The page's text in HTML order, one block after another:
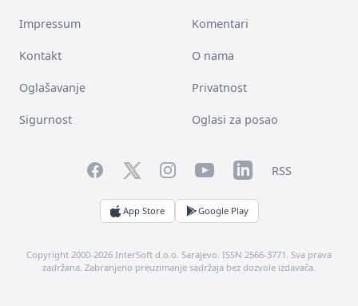
Impressum Komentari
Kontakt O nama
Oglašavanje Privatnost
Sigurnost Oglasi za posao
FacebookTwitterInstagramYouTubeLinkedInRSS
App Store Google Play
Copyright 2000-2026 InterSoft d.o.o. Sarajevo. ISSN 2566-3771. Sva prava
zadržana. Zabranjeno preuzimanje sadržaja bez dozvole izdavača.